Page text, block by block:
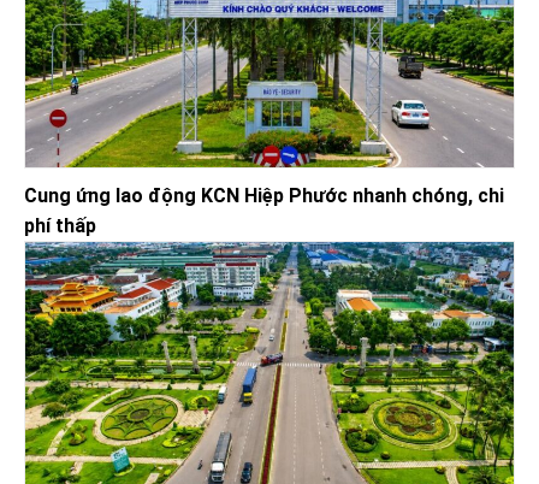
Cung ứng lao động KCN Hiệp Phước nhanh chóng, chi
phí thấp